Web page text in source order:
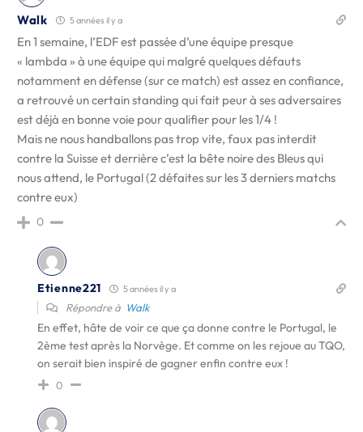
Walk 5 années il y a
En 1 semaine, l’EDF est passée d’une équipe presque
« lambda » à une équipe qui malgré quelques défauts
notamment en défense (sur ce match) est assez en confiance,
a retrouvé un certain standing qui fait peur à ses adversaires
est déjà en bonne voie pour qualifier pour les 1/4 !
Mais ne nous handballons pas trop vite, faux pas interdit
contre la Suisse et derrière c’est la bête noire des Bleus qui
nous attend, le Portugal (2 défaites sur les 3 derniers matchs
contre eux)
0
Etienne221 5 années il y a
Répondre à Walk
En effet, hâte de voir ce que ça donne contre le Portugal, le
2ème test après la Norvège. Et comme on les rejoue au TQO,
on serait bien inspiré de gagner enfin contre eux !
0